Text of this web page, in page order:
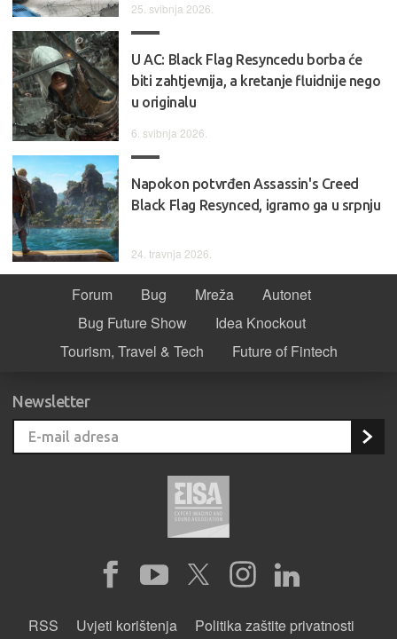
25. svibnja 2026.
U AC: Black Flag Resyncedu borba će
biti zahtjevnija, a kretanje fluidnije nego
u originalu
6. svibnja 2026.
Napokon potvrđen Assassin's Creed
Black Flag Resynced, igramo ga u srpnju
24. travnja 2026.
Forum Bug Mreža
Autonet
Bug Future Show
Idea Knockout
Tourism, Travel & Tech
Future of Fintech
Newsletter
RSS Uvjeti korištenja
Politika zaštite privatnosti